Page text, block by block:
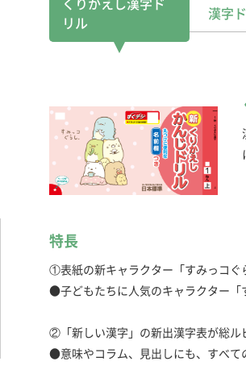
くりかえし漢字ド
リル
漢字
特長
①表紙の新キャラクター「すみっコぐ
●子どもたちに人気のキャラクター「
②「新しい漢字」の新出漢字表が総ル
●意味やコラム、見出しにも、すべて